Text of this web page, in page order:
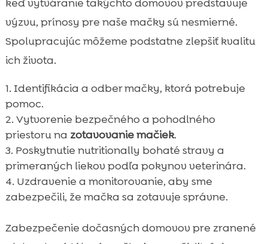
keď vytváranie takýchto domovov predstavuje
výzvu, prínosy pre naše mačky sú nesmierné.
Spolupracujúc môžeme podstatne zlepšiť kvalitu
ich života.
Identifikácia a odber mačky, ktorá potrebuje
pomoc.
Vytvorenie bezpečného a pohodlného
priestoru na zotavovanie mačiek.
Poskytnutie nutritionally bohaté stravy a
primeraných liekov podľa pokynov veterinára.
Uzdravenie a monitorovanie, aby sme
zabezpečili, že mačka sa zotavuje správne.
Zabezpečenie dočasných domovov pre zranené